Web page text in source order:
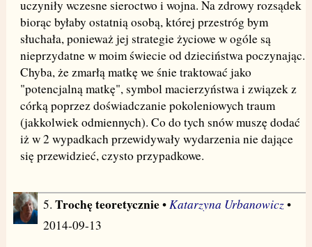
uczyniły wczesne sieroctwo i wojna. Na zdrowy rozsądek
biorąc byłaby ostatnią osobą, której przestróg bym
słuchała, ponieważ jej strategie życiowe w ogóle są
nieprzydatne w moim świecie od dzieciństwa poczynając.
Chyba, że zmarłą matkę we śnie traktować jako
"potencjalną matkę", symbol macierzyństwa i związek z
córką poprzez doświadczanie pokoleniowych traum
(jakkolwiek odmiennych). Co do tych snów muszę dodać
iż w 2 wypadkach przewidywały wydarzenia nie dające
się przewidzieć, czysto przypadkowe.
5. Trochę teoretycznie•Katarzyna Urbanowicz•
2014-09-13